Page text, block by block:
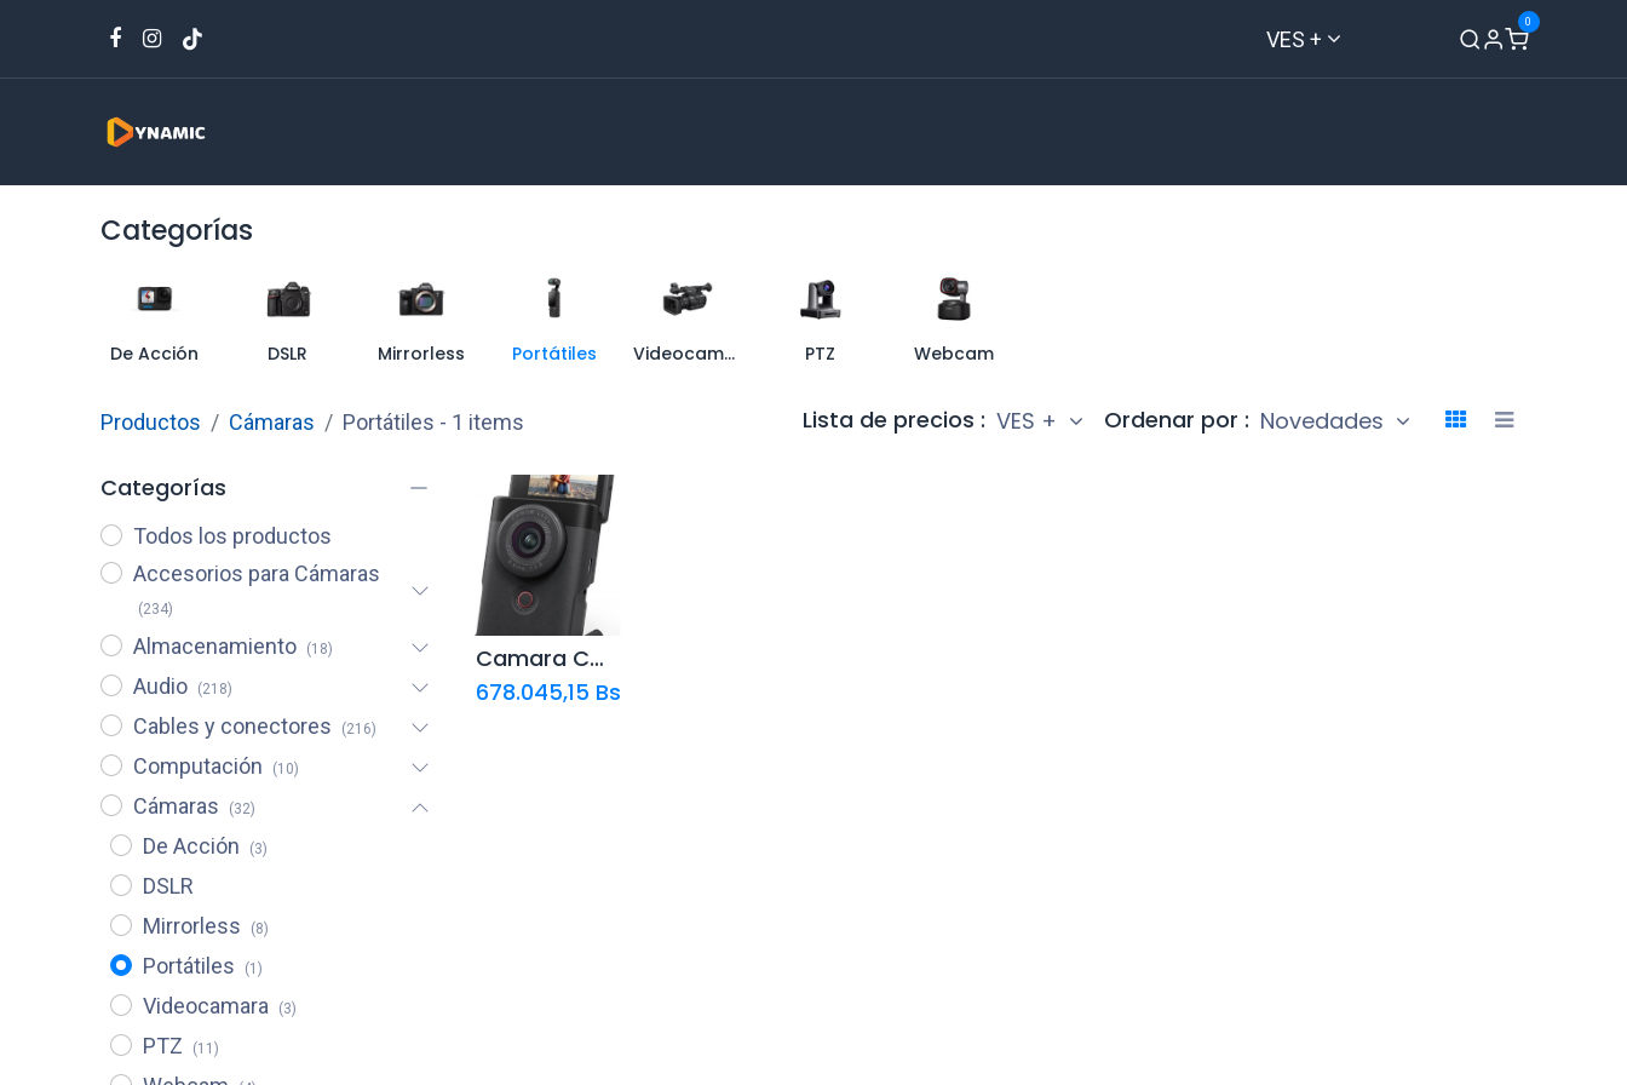
VES +
0
Categorías
De Acción DSLR Mirrorless Portátiles Videocamara PTZ Webcam
Productos Cámaras Portátiles - 1 items Lista de precios : VES + Ordenar por : Novedades
Categorías
Todos los productos
Accesorios para Cámaras
(234)
Almacenamiento (18)
Audio (218)
Cables y conectores (216)
Computación (10)
Cámaras (32)
De Acción (3)
DSLR
Mirrorless
(8)
Portátiles (1)
Videocamara (3)
PTZ (11)
Añadir al
carrito
Camara Canon Powershot V10 4k
678.045,15 Bs